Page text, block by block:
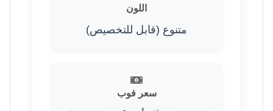
اللون
متنوع (قابل للتخصيص)
سعر فوب